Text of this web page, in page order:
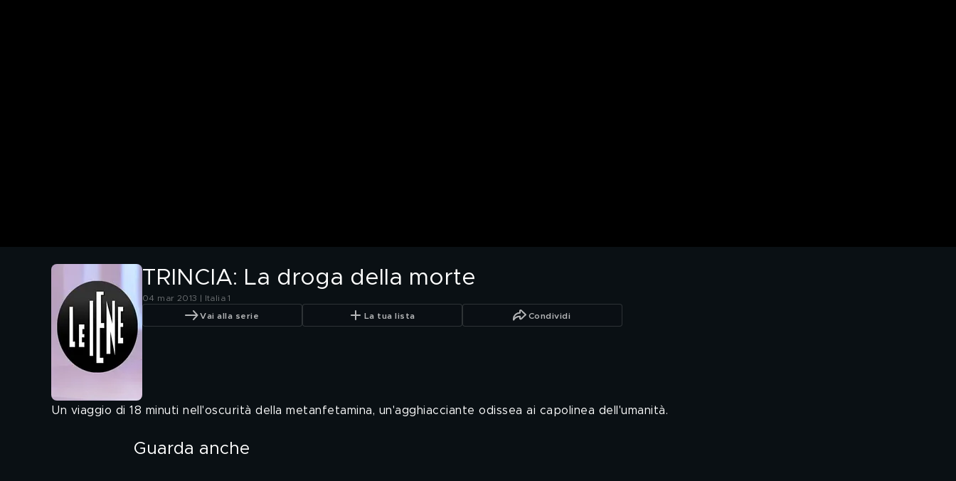
TRINCIA: La droga della morte
04 mar 2013 | Italia 1
Vai alla serie La tua lista Condividi
Un viaggio di 18 minuti nell'oscurità della metanfetamina, un'agghiacciante odissea ai capolinea dell'umanità.
Guarda anche